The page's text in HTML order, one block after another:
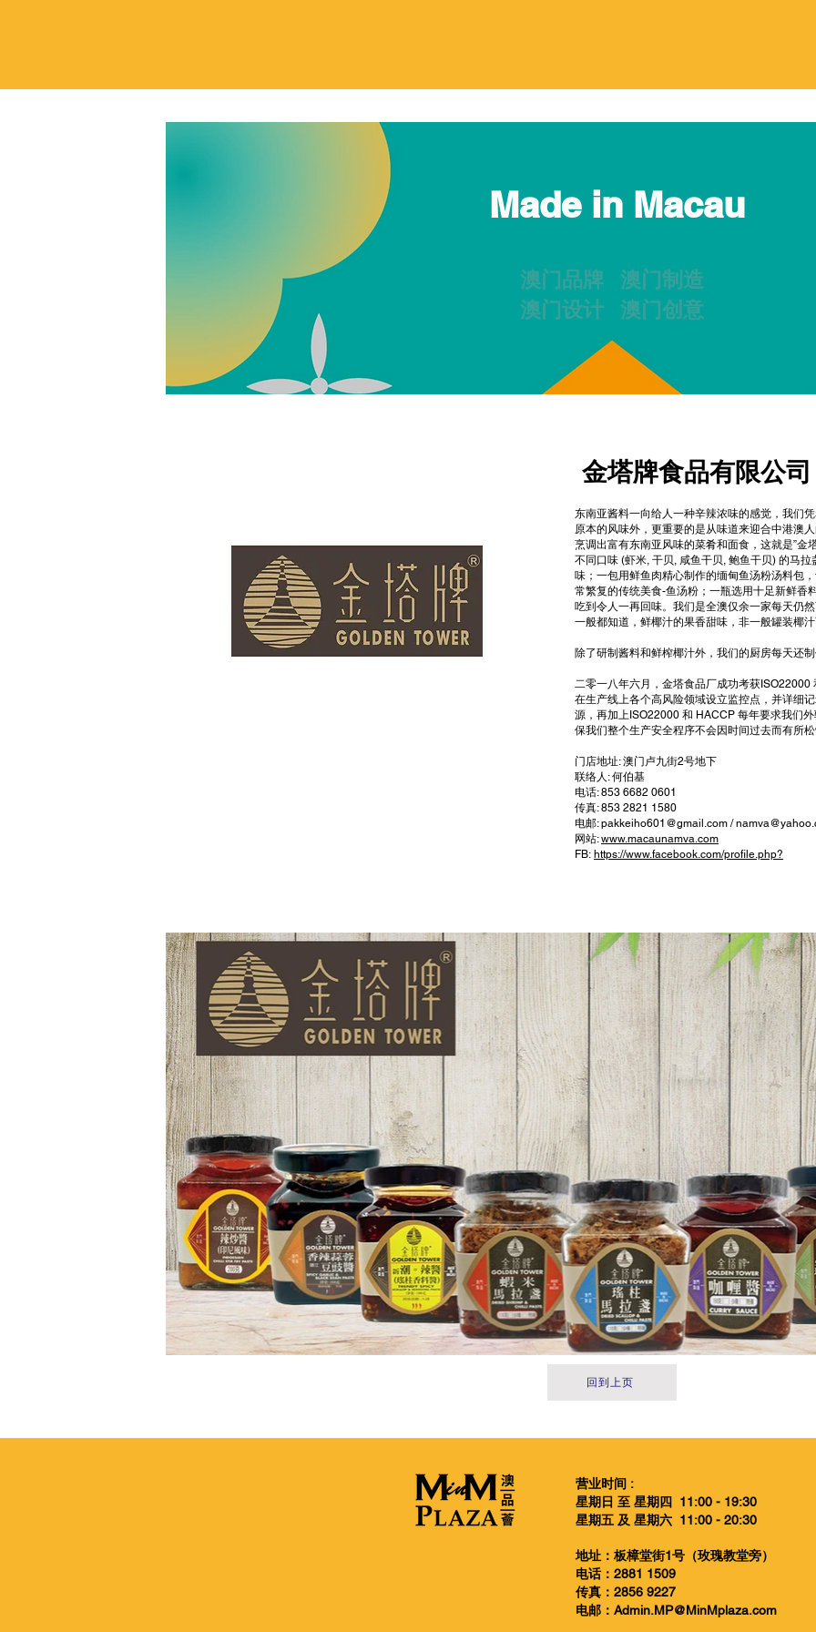
Made in Macau
澳门品牌 澳门制造
澳门设计 澳门创意
金塔牌食品有限公司
东南亚酱料一向给人一种辛辣浓味的感觉，我们
原本的风味外，更重要的是从味道来迎合中港澳
烹调出富有东南亚风味的菜肴和面食，这就是”金
不同口味 (虾米, 干贝, 咸鱼干贝, 鲍鱼干贝) 的马
味；一包用鲜鱼肉精心制作的缅甸鱼汤粉汤料包
常繁复的传统美食-鱼汤粉；一瓶选用十足新鲜香
吃到令人一再回味。我们是全澳仅余一家每天仍
一般都知道，鲜椰汁的果香甜味，非一般罐装椰
除了研制酱料和鲜榨椰汁外，我们的厨房每天还
二零一八年六月，金塔食品厂成功考获
在生产线上各个高风险领域设立监控点，并详细
源，再加上ISO22000 和 HACCP 每年要求我们
保我们整个生产安全程序不会因时间过去而有所
门店地址: 澳门卢九街2号地下
联络人: 何伯基
电话: 853 6682 0601
传真: 853 2821 1580
电邮:pakkeiho601@gmail.com /
网站:www.macaunamva.com
FB: https://www.facebook.com/profile.php?
回到上页
营业时间 :
星期日 至 星期四 11:00 - 19:30
星期五 及 星期六 11:00 - 20:30
​地址：板樟堂街1号（玫瑰教堂旁）
电话：2881 1509
传真：2856 9227
​电邮： Admin.MP@MinMplaza.com